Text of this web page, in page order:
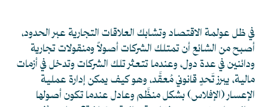
في ظل عولمة الاقتصاد وتشابك العلاقات التجارية عبر الحدود،
أصبح من الشائع أن تمتلك الشركات أصولاً ومنقولات تجارية
ودائنين في عدة دول، وعندما تتعثر تلك الشركات وتدخل في أزمات
مالية، يبرز تَحدٍ قانوني مُعقَّد، وهو كيف يمكن إدارة عملية
الإعسار (الإفلاس) بشكل منظَّم وعادل عندما تكون أصولها